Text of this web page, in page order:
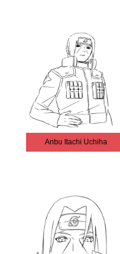
Anbu Itachi Uchiha